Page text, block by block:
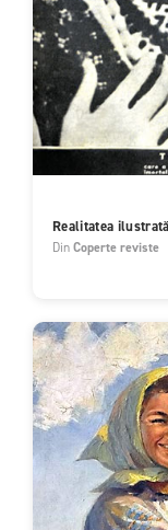
Realitatea ilustrată
DinCoperte reviste